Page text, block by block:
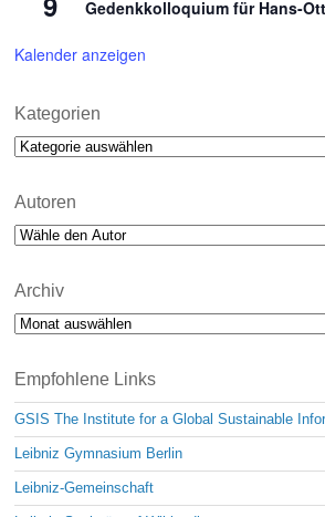
Gedenkkolloquium für Hans-
Kalender anzeigen
Kategorien
Kategorien
Autoren
Archiv
Archiv
Empfohlene Links
GSIS The Institute for a Global Sustainable
Leibniz Gymnasium Berlin
Leibniz-Gemeinschaft